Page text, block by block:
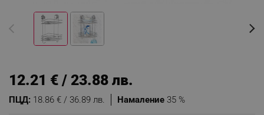
Намаление 35 %
ПЦД: 18.86 € / 36.89 лв.
12.21 € / 23.88 лв.